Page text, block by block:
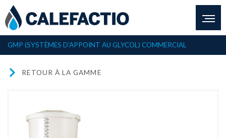
GMP (SYSTÈMES D'APPOINT AU GLYCOL) COMMERCIAL
RETOUR À LA GAMME